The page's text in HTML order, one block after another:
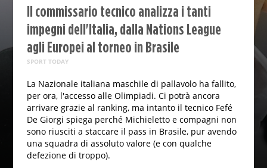
Il commissario tecnico analizza i tanti
impegni dell'Italia, dalla Nations League
agli Europei al torneo in Brasile
SPORT TODAY
La Nazionale italiana maschile di pallavolo ha fallito,
per ora, l'accesso alle Olimpiadi. Ci potrà ancora
arrivare grazie al ranking, ma intanto il tecnico Fefé
De Giorgi spiega perché Michieletto e compagni non
sono riusciti a staccare il pass in Brasile, pur avendo
una squadra di assoluto valore (e con qualche
defezione di troppo).